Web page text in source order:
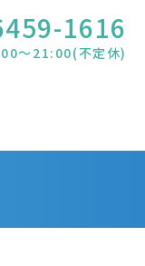
1616
〜21:00(不定休)